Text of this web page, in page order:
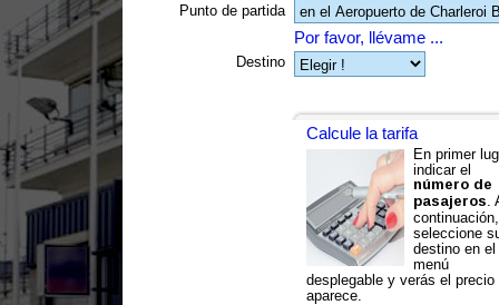
Punto de partida
Por favor, llévame ...
Destino
Calcule la tarifa
En primer
indicar el
número de
pasajeros .
continuación,
seleccione
destino en el
menú
desplegable y verás el precio
aparece.